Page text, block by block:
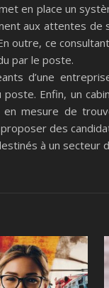
en place un
aux attentes de
outre, ce
par le poste.
d’une
Enfin, un
mesure de
des
à un secteur